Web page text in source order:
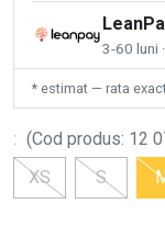
3-60 luni
* estimat — rata
: (Cod produs: 12
XS
S